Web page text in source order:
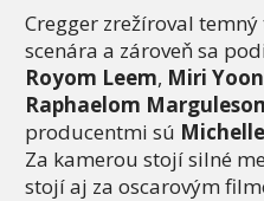
Cregger zrežíroval
scenára a zároveň sa
Royom Leem, Miri Yoon
Raphaelom
producentmi sú
Za kamerou stojí silné
stojí aj za oscarovým